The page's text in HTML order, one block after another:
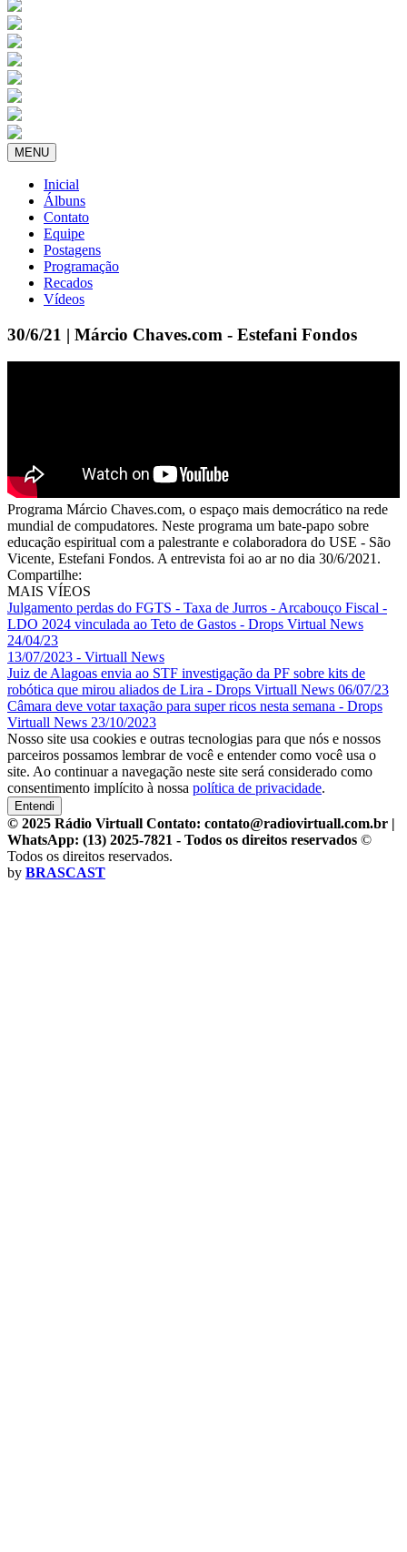
MENU
Inicial
Álbuns
Contato
Equipe
Postagens
Programação
Recados
Vídeos
30/6/21 | Márcio Chaves.com - Estefani Fondos
Programa Márcio Chaves.com, o espaço mais democrático na rede
mundial de compudatores. Neste programa um bate-papo sobre
educação espiritual com a palestrante e colaboradora do USE - São
Vicente, Estefani Fondos. A entrevista foi ao ar no dia 30/6/2021.
Compartilhe:
MAIS VÍEOS
Julgamento perdas do FGTS - Taxa de Jurros - Arcabouço Fiscal -
LDO 2024 vinculada ao Teto de Gastos - Drops Virtual News
24/04/23
13/07/2023 - Virtuall News
Juiz de Alagoas envia ao STF investigação da PF sobre kits de
robótica que mirou aliados de Lira - Drops Virtuall News 06/07/23
Câmara deve votar taxação para super ricos nesta semana - Drops
Virtuall News 23/10/2023
Nosso site usa cookies e outras tecnologias para que nós e nossos
parceiros possamos lembrar de você e entender como você usa o
site. Ao continuar a navegação neste site será considerado como
consentimento implícito à nossa política de privacidade.
Entendi
© 2025 Rádio Virtuall Contato: contato@radiovirtuall.com.br |
WhatsApp: (13) 2025-7821 - Todos os direitos reservados ©
Todos os direitos reservados.
by BRASCAST